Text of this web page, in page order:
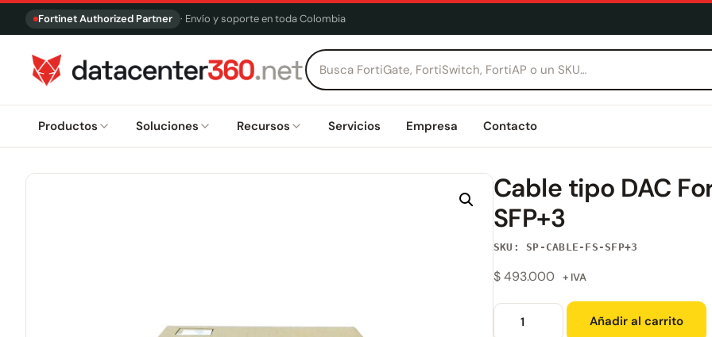
Fortinet Authorized Partner · Envío y soporte en toda Colombia
Productos Soluciones Recursos Servicios Empresa Contacto
Cable tipo DAC
SFP+3
SKU: SP-CABLE-FS-SFP+3
$493.000 + IVA
Añadir al carrito